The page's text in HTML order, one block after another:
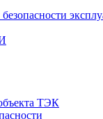
ТЭК